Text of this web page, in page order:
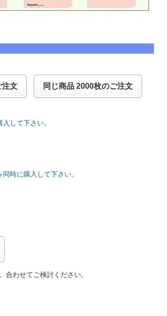
注文 同じ商品 2000枚のご注文
して下さい。
時に購入して下さい。
合わせてご検討ください。